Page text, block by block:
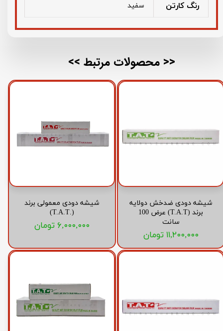
رنگ کارتن سفید
شیشه دودی ضدخش دولایه
برند (T.A.T) عرض 100
سانت
۱۱,۲۰۰,۰۰۰ تومان
شیشه دودی معمولی برند
(.T.A.T)
۶,۰۰۰,۰۰۰ تومان
<< محصولات مرتبط >>